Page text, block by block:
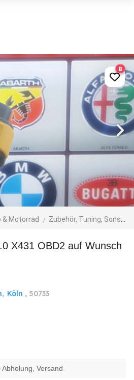
& Motorrad Zubehör, Tuning, Sonstiges
8
, Köln , 50733
Abholung, Versand